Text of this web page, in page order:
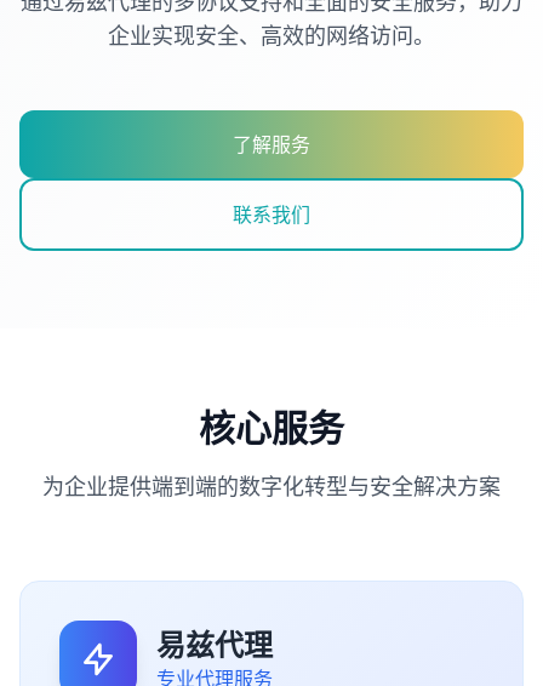
企业实现安全、高效的网络访问。
了解服务
联系我们
核心服务
为企业提供端到端的数字化转型与安全解决方案
易兹代理
专业代理服务